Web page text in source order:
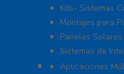
Kits- Sistemas
Montajes para
Paneles Solares
Sistemas de
Fuentes de
Aplicaciones